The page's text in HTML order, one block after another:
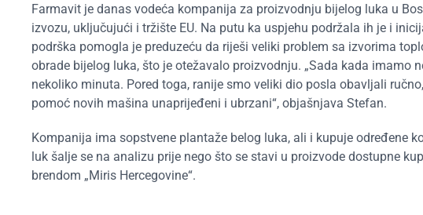
Farmavit je danas vodeća kompanija za proizvodnju bijelog luka u
izvozu, uključujući i tržište EU. Na putu ka uspjehu podržala ih je i
podrška pomogla je preduzeću da riješi veliki problem sa izvorima
obrade bijelog luka, što je otežavalo proizvodnju. „Sada kada imamo
nekoliko minuta. Pored toga, ranije smo veliki dio posla obavljali
pomoć novih mašina unaprijeđeni i ubrzani“, objašnjava Stefan.
Kompanija ima sopstvene plantaže belog luka, ali i kupuje određene
luk šalje se na analizu prije nego što se stavi u proizvode dostupne
brendom „Miris Hercegovine“.